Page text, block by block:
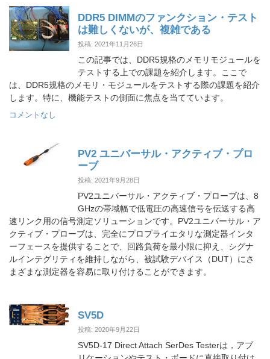
DDR5 DIMMのファンクション・テスト
は難しくないが、複雑である
投稿: 2021年11月26日
この記事では、DDR5規格のメモリモジュールを
テストする上での課題を紹介します。ここで
は、DDR5規格のメモリ・モジュールをテストする際の課題を紹介
します。特に、機能テストの側面に焦点を当てています。
コメントなし
PV2 ユニバーサル・アクティブ・プロ
ーブ
投稿: 2021年9月28日
PV2ユニバーサル・アクティブ・プローブは、8
GHzの帯域幅で低電圧の高速信号を伝送する高
速リンク用の信号測定ソリューションです。PV2ユニバーサル・ア
クティブ・プローブは、完全にプロプライエタリな測定器インタ
ーフェースを提供することで、回路負荷を最小限に抑え、シグナ
ルインテグリティを維持しながら、被試験デバイス（DUT）にさ
まざまな測定器を容易に取り付けることができます。
SV5D
投稿: 2020年9月22日
SV5D-17 Direct Attach SerDes Testerは，アプ